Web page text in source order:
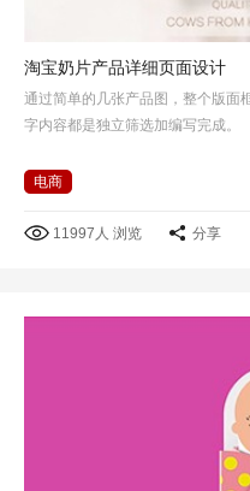
淘宝奶片产品详细页面设计
通过简单的几张产品图，整个版面
字内容都是独立筛选加编写完成。
电商
11997人 浏览 分享